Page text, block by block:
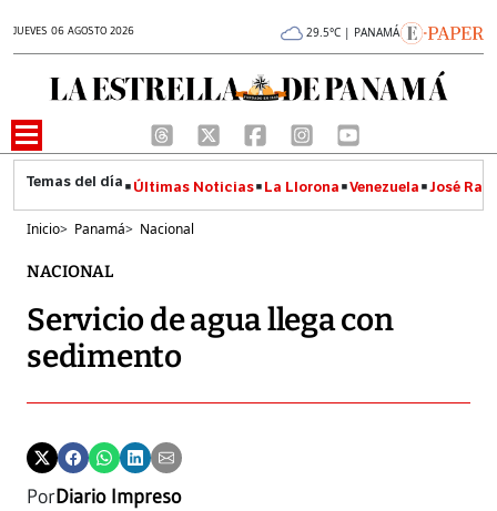
JUEVES 06 AGOSTO 2026 29.5°C | PANAMÁ
Últimas Noticias La Llorona Venezuela José
Inicio> Panamá> Nacional
NACIONAL
Servicio de agua llega con
sedimento
PorDiario Impreso